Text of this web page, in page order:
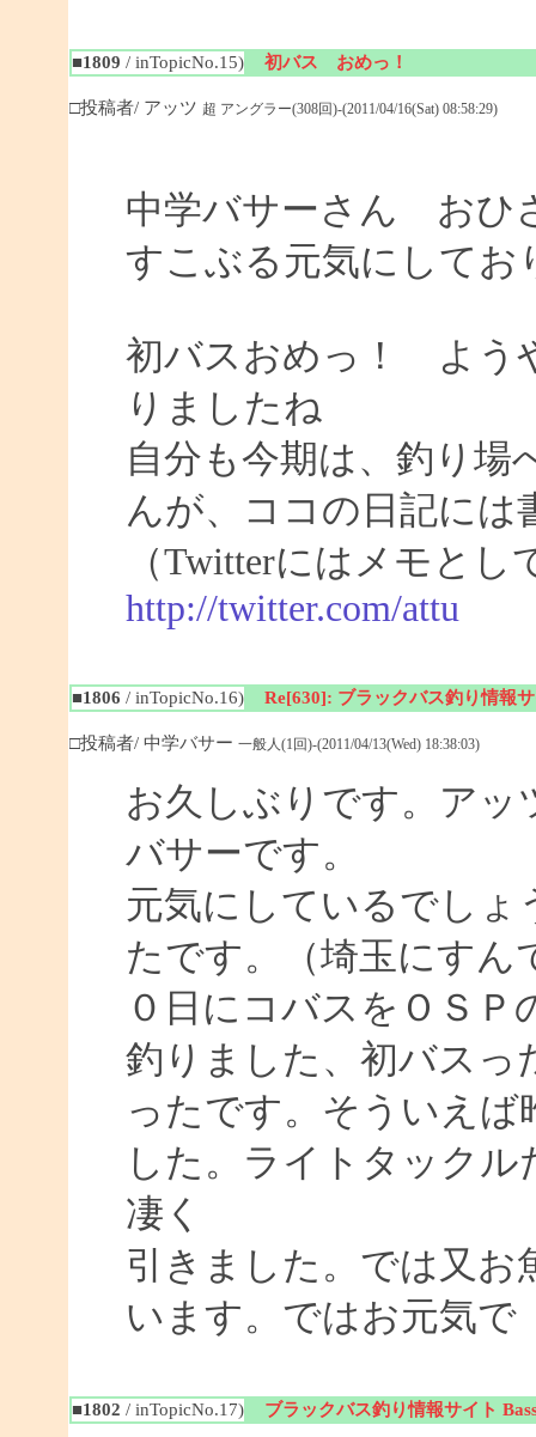
■1809 / inTopicNo.15) 初バス おめっ！
□投稿者/ アッツ 超 アングラー(308回)-(2011/04/16(Sat) 08:58:29)
中学バサーさん おひ
すこぶる元気にしてお
初バスおめっ！ よう
りましたね
自分も今期は、釣り場
んが、ココの日記には
（Twitterにはメモと
http://twitter.com/attu
■1806 / inTopicNo.16) Re[630]: ブラックバス釣り情報
□投稿者/ 中学バサー 一般人(1回)-(2011/04/13(Wed) 18:38:03)
お久しぶりです。アッ
バサーです。
元気にしているでしょ
たです。（埼玉にすん
０日にコバスをＯＳ
釣りました、初バスっ
ったです。そういえ
した。ライトタック
凄く
引きました。では又お
います。ではお元気で
■1802 / inTopicNo.17) ブラックバス釣り情報サイト